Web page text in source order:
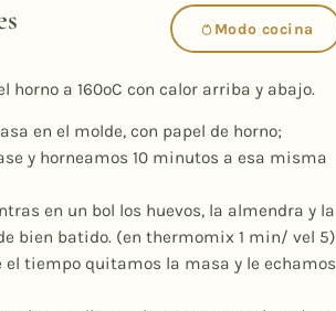
Modo cocina
horno a 160ºC con calor arriba y abajo.
en el molde, con papel de horno;
y horneamos 10 minutos a esa misma
en un bol los huevos, la almendra y la
bien batido. (en thermomix 1 min/ vel 5)
el tiempo quitamos la masa y le echamos